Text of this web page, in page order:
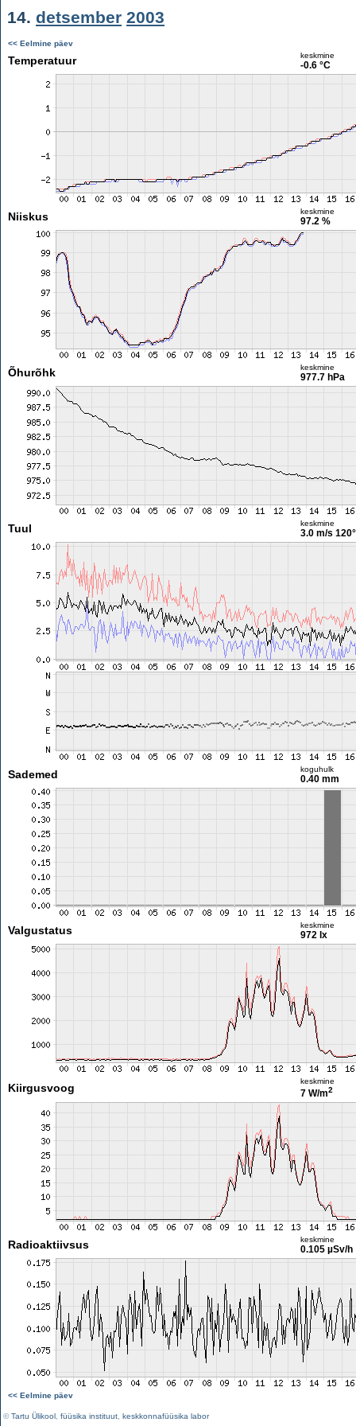
14. detsember 2003
<< Eelmine päev
Temperatuur keskmine
-0.6 °C
Niiskus keskmine
97.2 %
Õhurõhk keskmine
977.7 hPa
Tuul keskmine
3.0 m/s 120°
Sademed koguhulk
0.40 mm
Valgustatus keskmine
972 lx
Kiirgusvoog
keskmine
7 W/m2
Radioaktiivsus keskmine
0.105 µSv/h
<< Eelmine päev
©Tartu Ülikool füüsika instituut keskkonnafüüsika labor